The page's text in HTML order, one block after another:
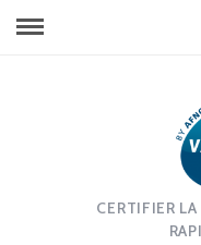
CERTIFIER